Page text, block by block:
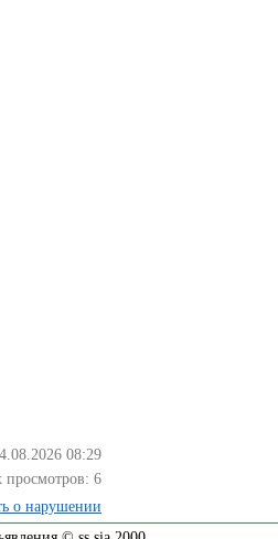
08:29
6
о нарушении